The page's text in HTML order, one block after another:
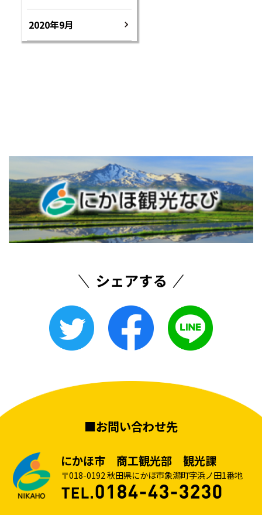
2020年9月
■お問い合わせ先
にかほ市 商工観光部 観光課
〒018-0192 秋田県にかほ市象潟町字浜ノ田1番地